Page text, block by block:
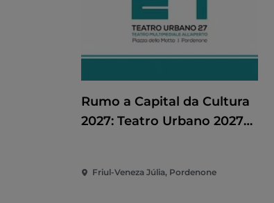
Rumo a Capital da Cultura
2027: Teatro Urbano 2027
Friul-Veneza Júlia, Pordenone